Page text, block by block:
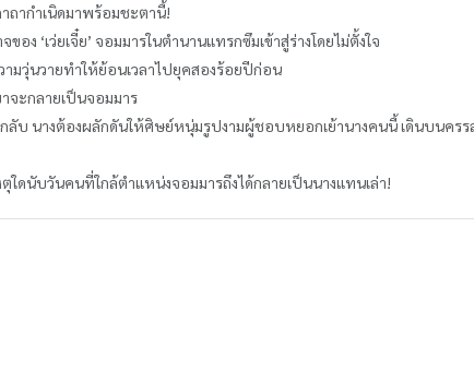
าถากำเนิดมาพร้อมชะตานี้!
ง ‘เว่ยเจี๋ย’ จอมมารในตำนานแทรกซึมเข้าสู่ร่างโดยไม่ตั้งใจ
มวุ่นวายทำให้ย้อนเวลาไปยุคสองร้อยปีก่อน
จะกลายเป็นจอมมาร
ลับ นางต้องผลักดันให้ศิษย์หนุ่มรูปงามผู้ชอบหยอกเย้านางคนนี้ เดินบนคร
ใดนับวันคนที่ใกล้ตำแหน่งจอมมารถึงได้กลายเป็นนางแทนเล่า!